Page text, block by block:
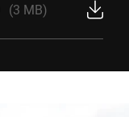
(3 MB)